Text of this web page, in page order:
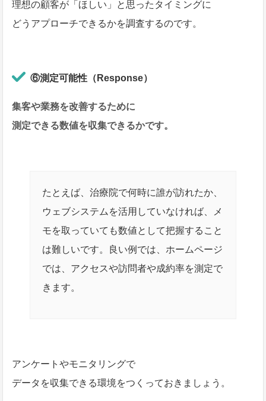
理想の顧客が「ほしい」と思ったタイミングに
どうアプローチできるかを調査するのです。
⑥測定可能性（Response）
集客や業務を改善するために
測定できる数値を収集できるかです。
たとえば、治療院で何時に誰が訪れたか、
ウェブシステムを活用していなければ、メ
モを取っていても数値として把握すること
は難しいです。良い例では、ホームページ
では、アクセスや訪問者や成約率を測定で
きます。
アンケートやモニタリングで
データを収集できる環境をつくっておきましょう。